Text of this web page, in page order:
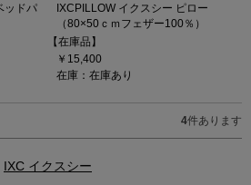
ッドパ
IXCPILLOW イクスシー ピロー
（80×50ｃｍフェザー100％）
【在庫品】
￥15,400
在庫：在庫あり
4件あります
IXC イクスシー